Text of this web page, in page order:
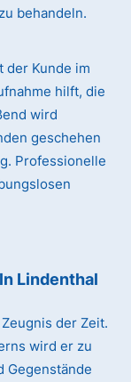
behandeln.
der Kunde im
hilft, die
wird
geschehen
Professionelle
Lindenthal
der Zeit.
wird er zu
Gegenstände